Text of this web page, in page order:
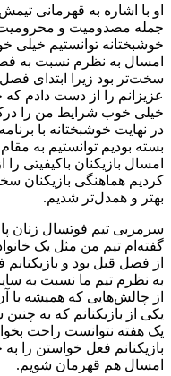
او با اشاره به قهرمانی
جمله مصدومیت و محرومیت
خوشبختانه توانستیم خیلی
امسال به نظرم نسبت به
سخت‌تر بود زیرا ابتدای
عزیزانم را از دست دادم که
خیلی خوب شرایط من را
در نهایت خوشبختانه با
بسته بودیم توانستیم به
امسال بازیکنان باکیفیتی
کردیم هماهنگی بازیکنان
بهتر و همدل‌تر شدیم.
سرمربی تیم فوتسال زنان
گفته‌ام تیم من مثل یک
از فصل قبل بود و
به نظرم تیم ما نسبت به
از چالش‌هایی که همیشه با
یکی از بازیکنانم که به
یک هفته نتوانست راحت
بازیکنانم فعل خواستن را
امسال هم قهرمان شویم.